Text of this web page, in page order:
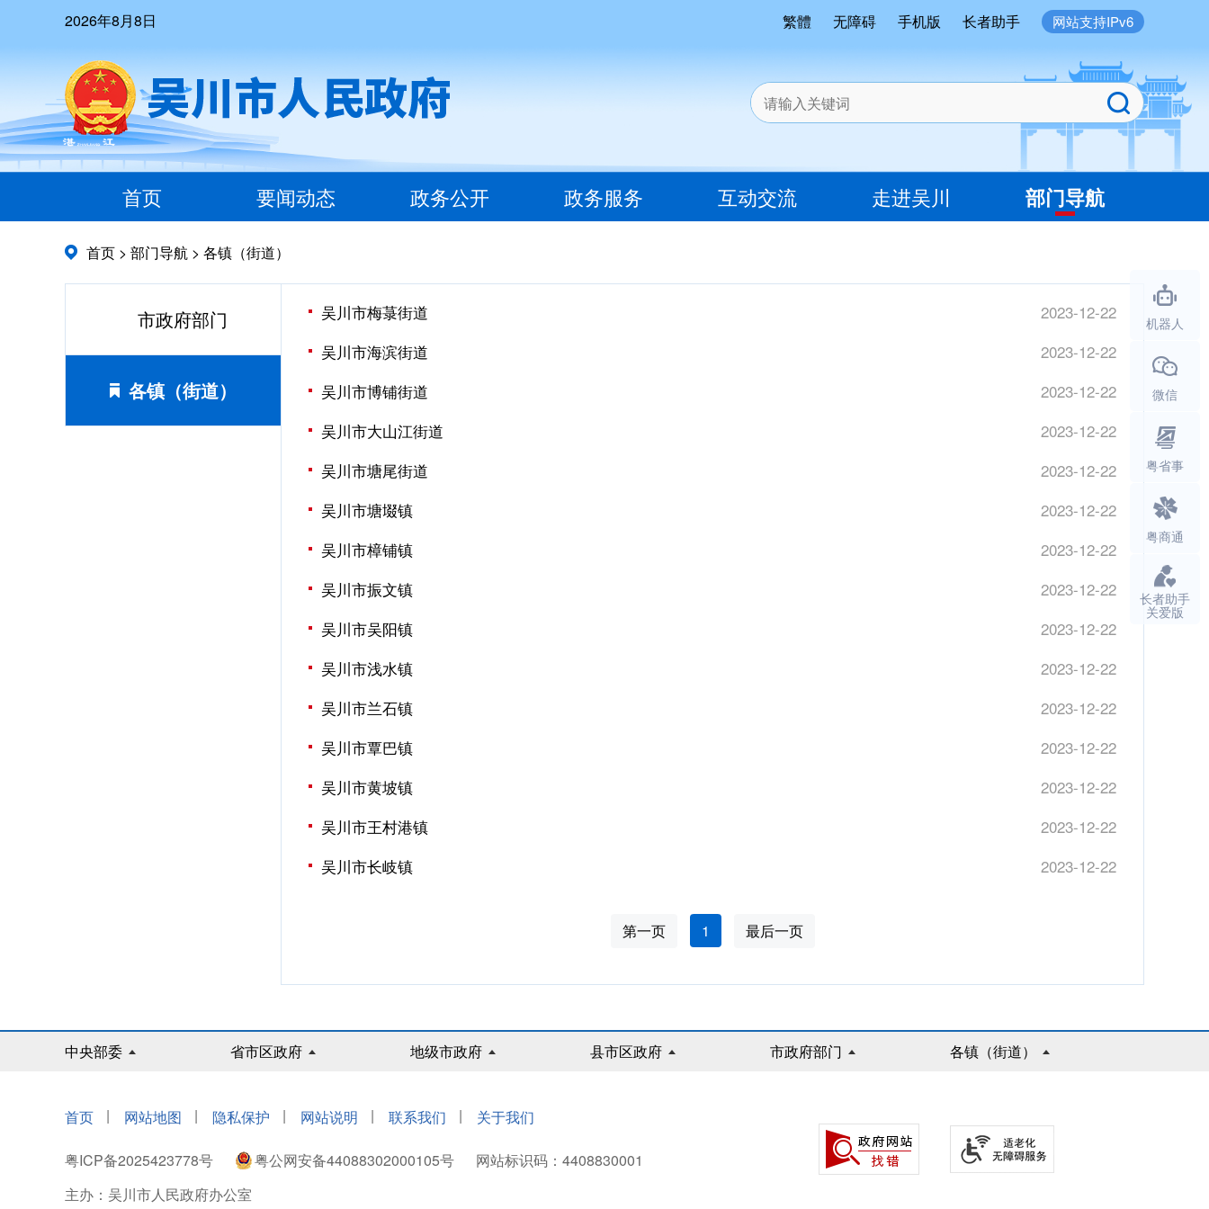
2026年8月8日 繁體 无障碍 手机版 长者助手 网站支持IPv6
首页 要闻动态 政务公开 政务服务 互动交流 走进吴川 部门导航
首页 > 部门导航 > 各镇（街道）
市政府部门
各镇（街道）
吴川市梅菉街道
2023-12-22
吴川市海滨街道
2023-12-22
吴川市博铺街道
2023-12-22
吴川市大山江街道
2023-12-22
吴川市塘尾街道
2023-12-22
吴川市塘㙍镇
2023-12-22
吴川市樟铺镇
2023-12-22
吴川市振文镇
2023-12-22
吴川市吴阳镇
2023-12-22
吴川市浅水镇
2023-12-22
吴川市兰石镇
2023-12-22
吴川市覃巴镇
2023-12-22
吴川市黄坡镇
2023-12-22
吴川市王村港镇
2023-12-22
吴川市长岐镇
2023-12-22
第一页 1 最后一页
机器人
微信
粤省事
粤商通
长者助手
关爱版
中央部委 省市区政府 地级市政府 县市区政府 市政府部门 各镇（街道）
首页 | 网站地图 | 隐私保护 | 网站说明 | 联系我们 | 关于我们
粤ICP备2025423778号 粤公网安备44088302000105号
网站标识码：4408830001
主办：吴川市人民政府办公室